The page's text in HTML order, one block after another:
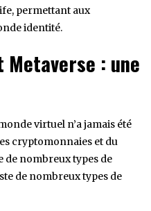
permettant aux
identité.
Metaverse : une
virtuel n’a jamais été
cryptomonnaies et du
de nombreux types de
de nombreux types de